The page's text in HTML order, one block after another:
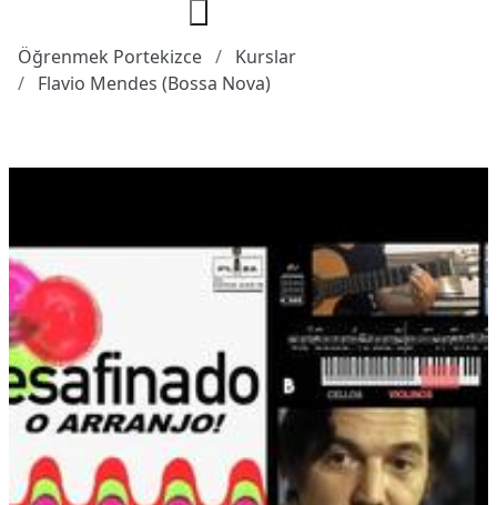
Öğrenmek Portekizce
Kurslar
Flavio Mendes (Bossa Nova)